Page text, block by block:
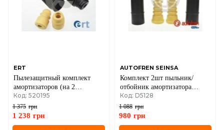
ERT
Пылезащитный комплект
амортизаторов (на 2
амортизаторы) Hyundai Getz
1.5 CRDi GLS 05–09
Код: 520195
1 375 грн
1 238 грн
AUTOFREN SEINSA
Комплект 2шт пыльник/
отбойник амортизатора
задний FOCUS 98-04
Код: D5128
1 088 грн
980 грн